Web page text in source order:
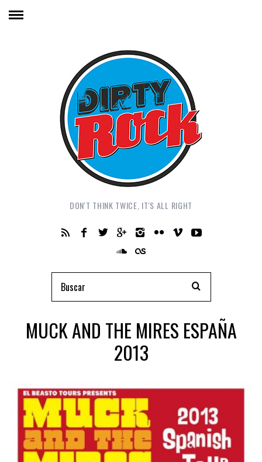
DON'T THINK TWICE, IT'S ALL RIGHT
MUCK AND THE MIRES ESPAÑA
2013